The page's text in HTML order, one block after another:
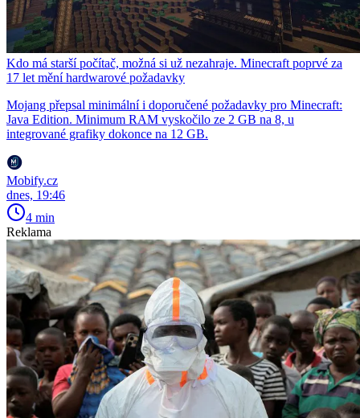
Kdo má starší počítač, možná si už nezahraje. Minecraft poprvé za
17 let mění hardwarové požadavky
Mojang přepsal minimální i doporučené požadavky pro Minecraft:
Java Edition. Minimum RAM vyskočilo ze 2 GB na 8, u
integrované grafiky dokonce na 12 GB.
Mobify.cz
dnes, 19:46
4 min
Reklama